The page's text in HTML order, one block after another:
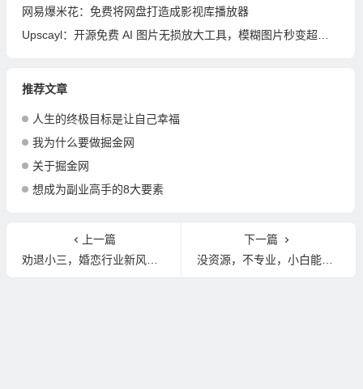
网易爆米花：免费将网盘打造成影视库播放器
Upscayl：开源免费 AI 图片无损放大工具，模糊图片秒变超清！
推荐文章
人生的终极目标是让自己幸福
我为什么要做掘金网
关于掘金网
想成为副业高手的8大要素
上一篇
劝退小三，婚恋行业新风口？
下一篇
没资源，不专业，小白能靠测评做好短视频吗？